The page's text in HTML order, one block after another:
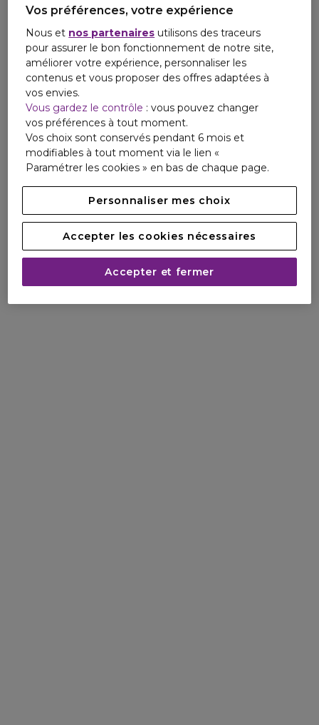
Vos préférences, votre expérience
Nous et nos partenaires utilisons des traceurs
pour assurer le bon fonctionnement de notre site,
améliorer votre expérience, personnaliser les
contenus et vous proposer des offres adaptées à
vos envies.
Vous gardez le contrôle : vous pouvez changer
vos préférences à tout moment.
Vos choix sont conservés pendant 6 mois et
modifiables à tout moment via le lien «
Paramétrer les cookies » en bas de chaque page.
Personnaliser mes choix
Accepter les cookies nécessaires
Accepter et fermer